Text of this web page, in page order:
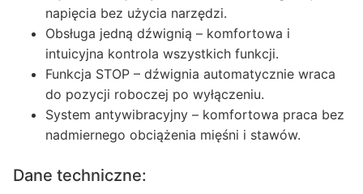
napięcia bez użycia narzędzi.
Obsługa jedną dźwignią – komfortowa i
intuicyjna kontrola wszystkich funkcji.
Funkcja STOP – dźwignia automatycznie wraca
do pozycji roboczej po wyłączeniu.
System antywibracyjny – komfortowa praca bez
nadmiernego obciążenia mięśni i stawów.
Dane techniczne: